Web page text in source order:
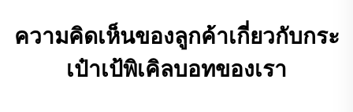
ความคิดเห็นของลูกค้าเกี่ยวกับกระ
เป๋าเป้พิเคิลบอทของเรา